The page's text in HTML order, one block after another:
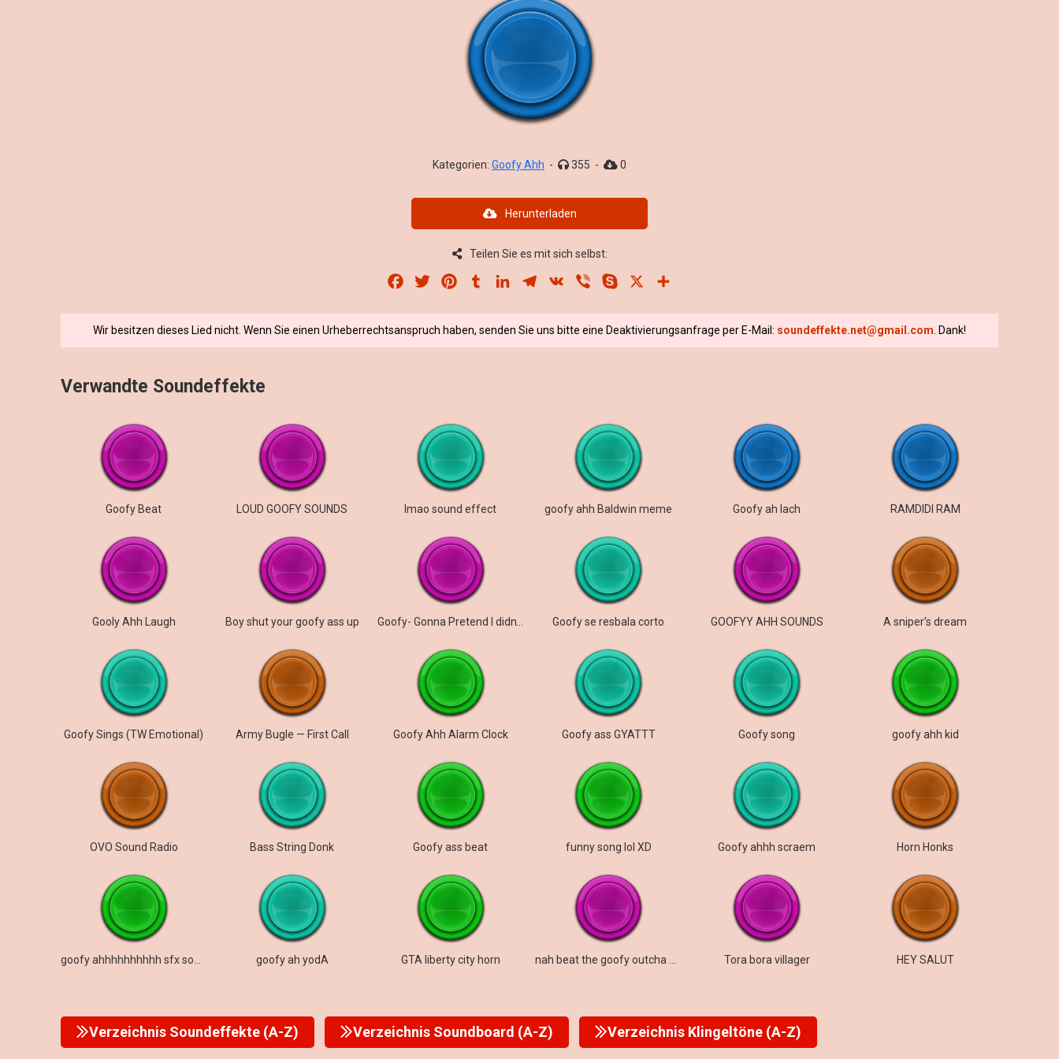
Kategorien: Goofy Ahh - 355 - 0
Herunterladen
Teilen Sie es mit sich selbst:
Facebook
Twitter PinterestTumblrLinkedInTelegram
VK Viber Skype
Wir besitzen dieses Lied nicht. Wenn Sie einen Urheberrechtsanspruch haben, senden Sie uns bitte eine Deaktivierungsanfrage per E-Mail: soundeffekte.net@gmail.com . Dank!
Verwandte Soundeffekte
Goofy Beat LOUD GOOFY SOUNDS lmao sound effect goofy ahh Baldwin meme Goofy ah lach RAMDIDI RAM
Gooly Ahh Laugh Boy shut your goofy ass up Goofy- Gonna Pretend I didn’t here that. Goofy se resbala corto GOOFYY AHH SOUNDS A sniper’s dream
Goofy Sings (TW Emotional) Army Bugle — First Call Goofy Ahh Alarm Clock Goofy ass GYATTT Goofy song goofy ahh kid
OVO Sound Radio Bass String Donk Goofy ass beat funny song lol XD Goofy ahhh scraem Horn Honks
goofy ah yodA GTA liberty city horn Tora bora villager HEY SALUT
Verzeichnis Soundeffekte (A-Z) Verzeichnis Soundboard (A-Z) Verzeichnis Klingeltöne (A-Z)